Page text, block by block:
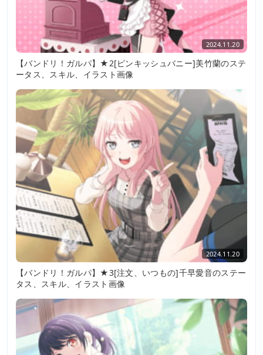
2024.11.20
【バンドリ！ガルパ】★2[ピンキッシュバニー]美竹蘭のステ
ータス、スキル、イラスト画像
2024.11.20
【バンドリ！ガルパ】★3[注文、いつもの]千早愛音のステー
タス、スキル、イラスト画像